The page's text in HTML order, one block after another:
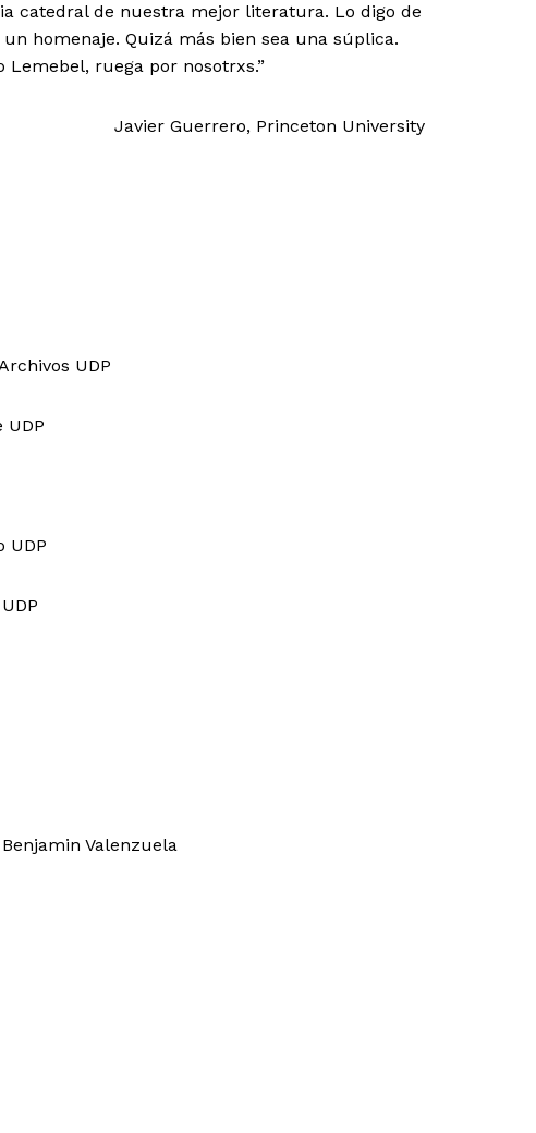
catedral de nuestra mejor literatura. Lo digo de
homenaje. Quizá más bien sea una súplica.
ruega por nosotrxs.”
Javier Guerrero, Princeton University
UDP
UDP
Valenzuela